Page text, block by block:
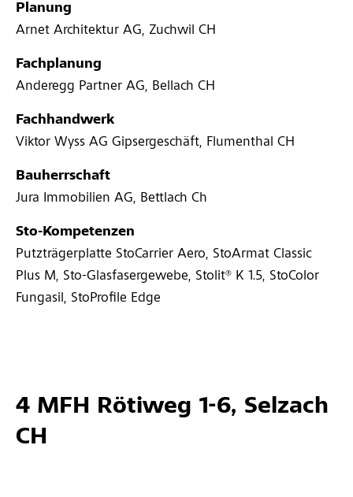
Planung
Arnet Architektur AG, Zuchwil CH
Fachplanung
Anderegg Partner AG, Bellach CH
Fachhandwerk
Viktor Wyss AG Gipsergeschäft, Flumenthal CH
Bauherrschaft
Jura Immobilien AG, Bettlach Ch
Sto-Kompetenzen
Putzträgerplatte StoCarrier Aero, StoArmat Classic
Plus M, Sto-Glasfasergewebe, Stolit® K 1.5, StoColor
Fungasil, StoProfile Edge
4 MFH Rötiweg 1-6, Selzach
CH